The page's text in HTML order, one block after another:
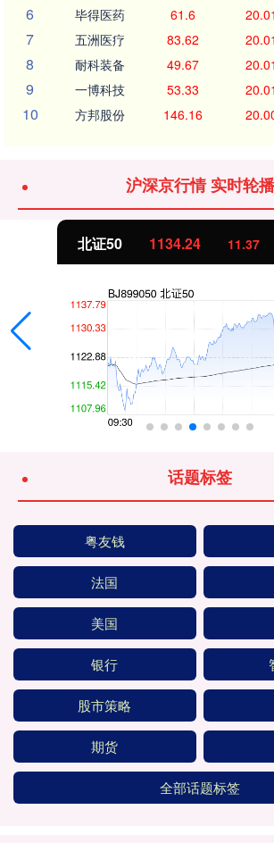
6 毕得医药 61.6
7 五洲医疗 83.62
8 耐科装备 49.67
9 一博科技 53.33
10 方邦股份 146.16
沪深京行情 实时轮播
北证50 1134.24 11.37
话题标签
粤友钱
法国
美国
银行
股市策略
期货
全部话题标签